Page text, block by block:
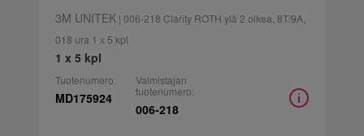
3M UNITEK| 006-218 Clarity ROTH ylä 2 oikea, 8T/9A,
018 ura 1 x 5 kpl
1 x 5 kpl
Tuotenumero:
MD175924
Valmistajan
tuotenumero:
006-218